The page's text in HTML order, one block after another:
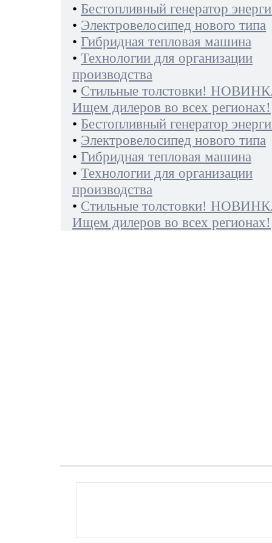
• Бестопливный генератор
• Электровелосипед нового типа
• Гибридная тепловая машина
• Технологии для организации
производства
• Стильные толстовки!
Ищем дилеров во всех регионах!
• Бестопливный генератор
• Электровелосипед нового типа
• Гибридная тепловая машина
• Технологии для организации
производства
• Стильные толстовки!
Ищем дилеров во всех регионах!